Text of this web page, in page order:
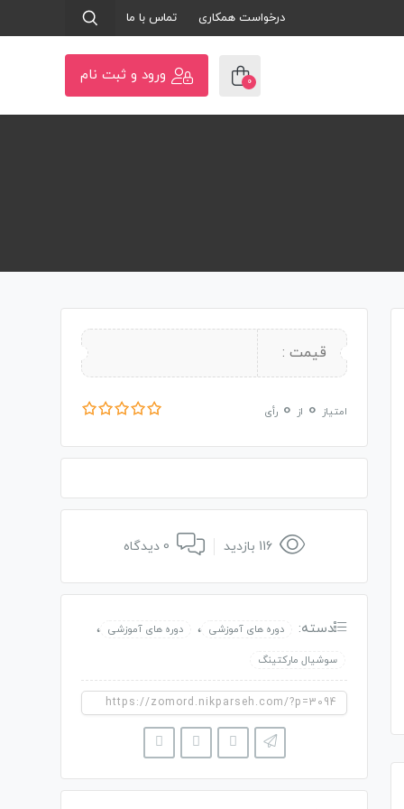
درخواست همکاری تماس با ما
0 ورود و ثبت نام
قیمت :
امتیاز 0 از 0 رأی
116 بازدید
دسته: دوره های آموزشی ، دوره های آموزشی ،
سوشیال مارکتینگ